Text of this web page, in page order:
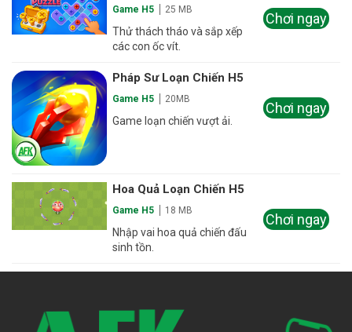
Game H5 25 MB
Thử thách tháo và sắp xếp
các con ốc vít.
Chơi ngay
Pháp Sư Loạn Chiến H5
Game H5 20MB
Game loạn chiến vượt ải.
Chơi ngay
Hoa Quả Loạn Chiến H5
Game H5 18 MB
Nhập vai hoa quả chiến đấu
sinh tồn.
Chơi ngay